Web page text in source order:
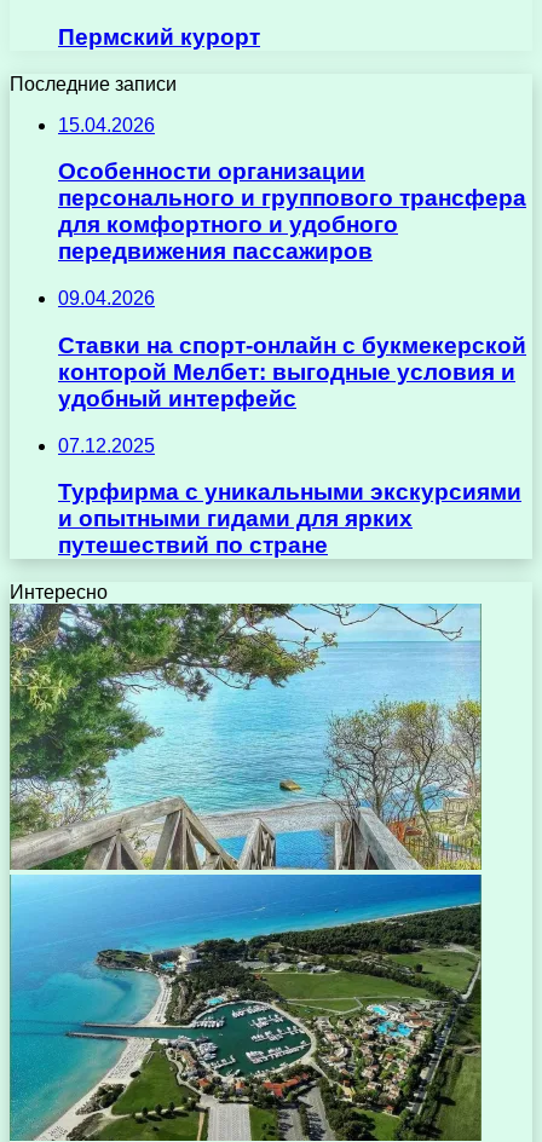
Пермский курорт
Последние записи
15.04.2026
Особенности организации
персонального и группового трансфера
для комфортного и удобного
передвижения пассажиров
09.04.2026
Ставки на спорт-онлайн с букмекерской
конторой Мелбет: выгодные условия и
удобный интерфейс
07.12.2025
Турфирма с уникальными экскурсиями
и опытными гидами для ярких
путешествий по стране
Интересно